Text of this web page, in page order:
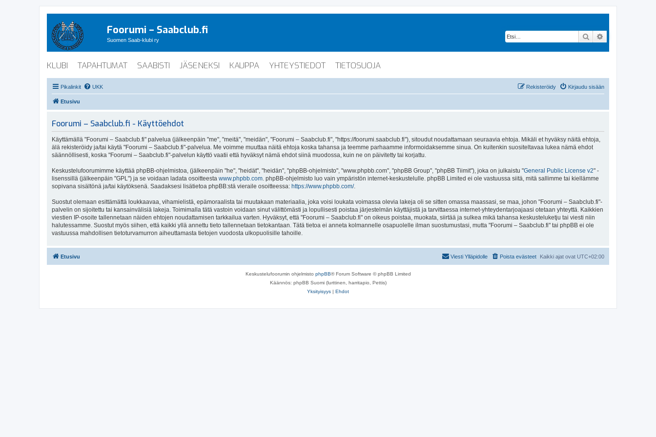
Foorumi – Saabclub.fi
Suomen Saab-klubi ry Etsi
KLUBI TAPAHTUMAT SAABISTI JÄSENEKSI KAUPPA YHTEYSTIEDOT TIETOSUOJA
Pikalinkit UKK Kirjaudu sisään
Rekisteröidy
Etusivu
Foorumi – Saabclub.fi - Käyttöehdot
Käyttämällä "Foorumi – Saabclub.fi" palvelua (jälkeenpäin "me", "meitä", "meidän", "Foorumi – Saabclub.fi", "https://foorumi.saabclub.fi"), sitoudut noudattamaan seuraavia ehtoja. Mikäli et hyväksy näitä ehtoja,
älä rekisteröidy ja/tai käytä "Foorumi – Saabclub.fi"-palvelua. Me voimme muuttaa näitä ehtoja koska tahansa ja teemme parhaamme informoidaksemme sinua. On kuitenkin suositeltavaa lukea nämä ehdot
säännöllisesti, koska "Foorumi – Saabclub.fi"-palvelun käyttö vaatii että hyväksyt nämä ehdot siinä muodossa, kuin ne on päivitetty tai korjattu.
Keskustelufoorumimme käyttää phpBB-ohjelmistoa, (jälkeenpäin "he", "heidät", "heidän", "phpBB-ohjelmisto", "www.phpbb.com", "phpBB Group", "phpBB Tiimit"), joka on julkaistu "General Public License v2" -
lisenssillä (jälkeenpäin "GPL") ja se voidaan ladata osoitteesta www.phpbb.com . phpBB-ohjelmisto luo vain ympäristön internet-keskustelulle. phpBB Limited ei ole vastuussa siitä, mitä sallimme tai kiellämme
sopivana sisältönä ja/tai käytöksenä. Saadaksesi lisätietoa phpBB:stä vieraile osoitteessa: https://www.phpbb.com/.
Suostut olemaan esittämättä loukkaavaa, vihamielistä, epämoraalista tai muutakaan materiaalia, joka voisi loukata voimassa olevia lakeja oli se sitten omassa maassasi, se maa, johon "Foorumi – Saabclub.fi"-
palvelin on sijoitettu tai kansainvälisiä lakeja. Toimimalla tätä vastoin voidaan sinut välittömästi ja lopullisesti poistaa järjestelmän käyttäjistä ja tarvittaessa internet-yhteydentarjoajaasi otetaan yhteyttä. Kaikkien
viestien IP-osoite tallennetaan näiden ehtojen noudattamisen tarkkailua varten. Hyväksyt, että "Foorumi – Saabclub.fi" on oikeus poistaa, muokata, siirtää ja sulkea mikä tahansa keskusteluketju tai viesti niin
halutessamme. Suostut myös siihen, että kaikki yllä annettu tieto tallennetaan tietokantaan. Tätä tietoa ei anneta kolmannelle osapuolelle ilman suostumustasi, mutta "Foorumi – Saabclub.fi" tai phpBB ei ole
vastuussa mahdollisen tietoturvamurron aiheuttamasta tietojen vuodosta ulkopuolisille tahoille.
Etusivu Kaikki ajat ovat UTC+02:00
Poista evästeet
Viesti Ylläpidolle
Keskustelufoorumin ohjelmisto phpBB® Forum Software © phpBB Limited
Käännös: phpBB Suomi (lurttinen, harritapio, Pettis)
Yksityisyys | Ehdot